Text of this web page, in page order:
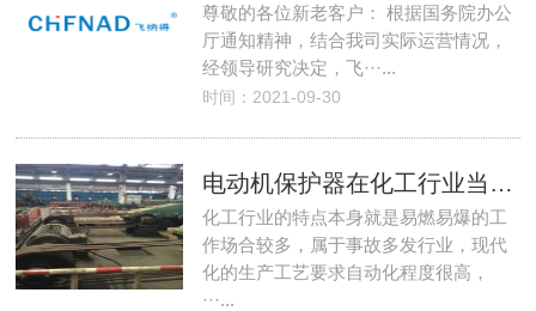
尊敬的各位新老客户： 根据国务院办公
厅通知精神，结合我司实际运营情况，
经领导研究决定，飞···...
时间：2021-09-30
电动机保护器在化工行业当中应用案例
化工行业的特点本身就是易燃易爆的工
作场合较多，属于事故多发行业，现代
化的生产工艺要求自动化程度很高，
···...